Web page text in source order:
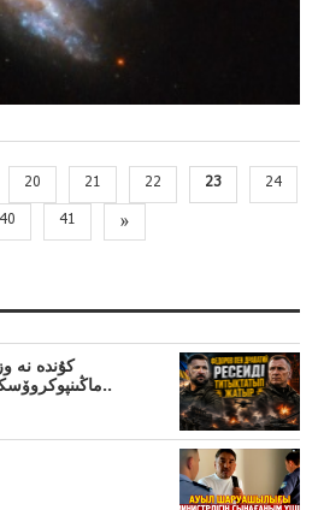
20 21 22 23
24
40 41 »
ماڭىنپوكروۆسكاپ، درون ماڭىنداعىنە ج..